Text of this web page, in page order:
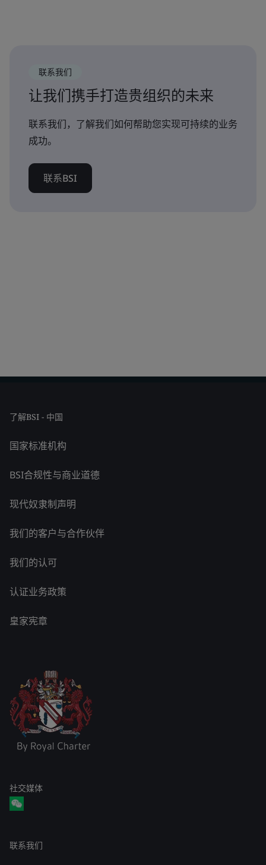
联系我们
让我们携手打造贵组织的未来
联系我们，了解我们如何帮助您实现可持续的业务
成功。
联系BSI
了解BSI - 中国
国家标准机构
BSI合规性与商业道德
现代奴隶制声明
我们的客户与合作伙伴
我们的认可
认证业务政策
皇家宪章
社交媒体
联系我们